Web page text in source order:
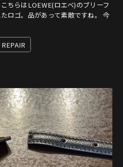
ちらはLOEWE(ロエベ)のブリーフ
ロゴ。品があって素敵ですね。 今